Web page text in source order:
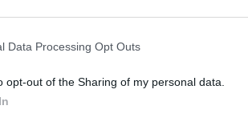
Data Processing Opt Outs
opt-out of the Sharing of my personal data.
0 : 2